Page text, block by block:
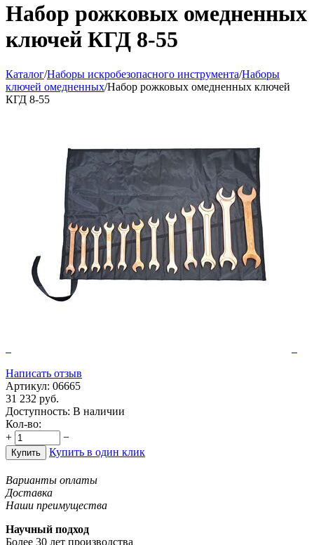
Набор рожковых омедненных
ключей КГД 8-55
Каталог/Наборы искробезопасного инструмента/Наборы
ключей омедненных/Набор рожковых омедненных ключей
КГД 8-55
Написать отзыв
Артикул: 06665
31 232 руб.
Доступность: В наличии
Кол-во:
+
−
Купить Купить в один клик
Варианты оплаты
Доставка
Наши преимущества
Научный подход
Более 30 лет производства